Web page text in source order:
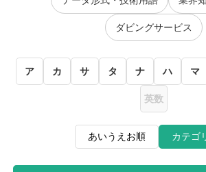
ダビングサービス
ア カ サ タ ナ ハ マ
英数
あいうえお順 カテゴ